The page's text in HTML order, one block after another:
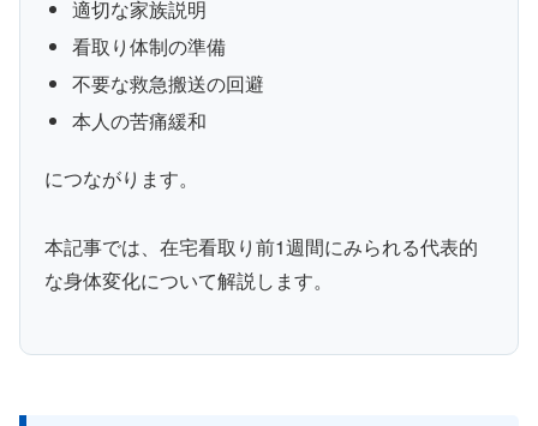
適切な家族説明
看取り体制の準備
不要な救急搬送の回避
本人の苦痛緩和
につながります。
本記事では、在宅看取り前1週間にみられる代表的
な身体変化について解説します。